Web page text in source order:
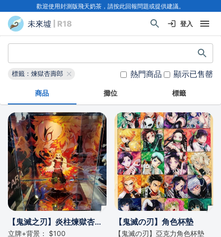
歡迎使用封測版飛天奶茶，請按此回報問題或提供建議。
未來墟 | R18 登入
標籤：煉獄杏壽郎 熱門商品 顯示已售罄
商品 攤位 標籤
【鬼滅之刃】炎柱煉獄杏壽郎大哥立牌
立牌+背景： $100
【鬼滅の刃】角色杯墊
【鬼滅の刃】亞克力角色杯墊